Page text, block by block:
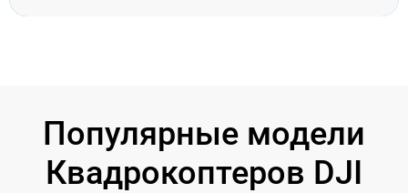
Популярные модели
Квадрокоптеров DJI